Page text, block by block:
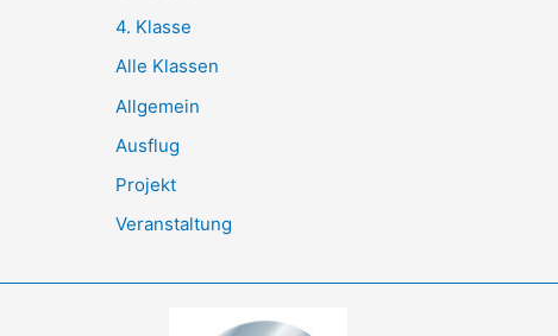
4. Klasse
Alle Klassen
Allgemein
Ausflug
Projekt
Veranstaltung